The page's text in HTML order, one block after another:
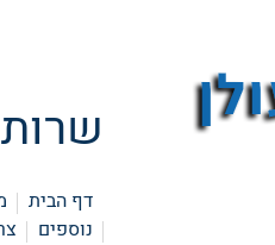
שרות 24 שעות
דף הבית
נוספים